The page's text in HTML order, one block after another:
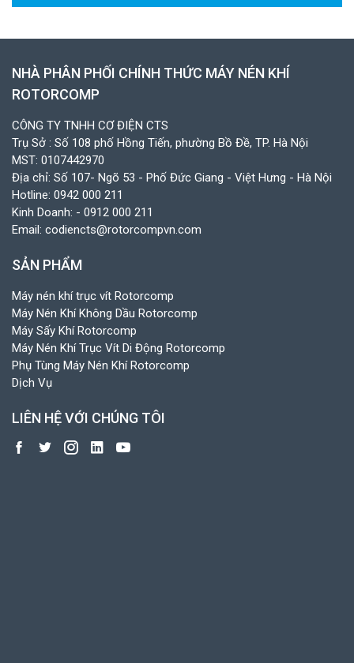
NHÀ PHÂN PHỐI CHÍNH THỨC MÁY NÉN KHÍ
ROTORCOMP
CÔNG TY TNHH CƠ ĐIỆN CTS
Trụ Sở : Số 108 phố Hồng Tiến, phường Bồ Đề, TP. Hà Nội
MST: 0107442970
Địa chỉ: Số 107- Ngõ 53 - Phố Đức Giang - Việt Hưng - Hà Nội
Hotline: 0942 000 211
Kinh Doanh: - 0912 000 211
Email: codiencts@rotorcompvn.com
SẢN PHẨM
Máy nén khí trục vít Rotorcomp
Máy Nén Khí Không Dầu Rotorcomp
Máy Sấy Khí Rotorcomp
Máy Nén Khí Trục Vít Di Động Rotorcomp
Phụ Tùng Máy Nén Khí Rotorcomp
Dịch Vụ
LIÊN HỆ VỚI CHÚNG TÔI